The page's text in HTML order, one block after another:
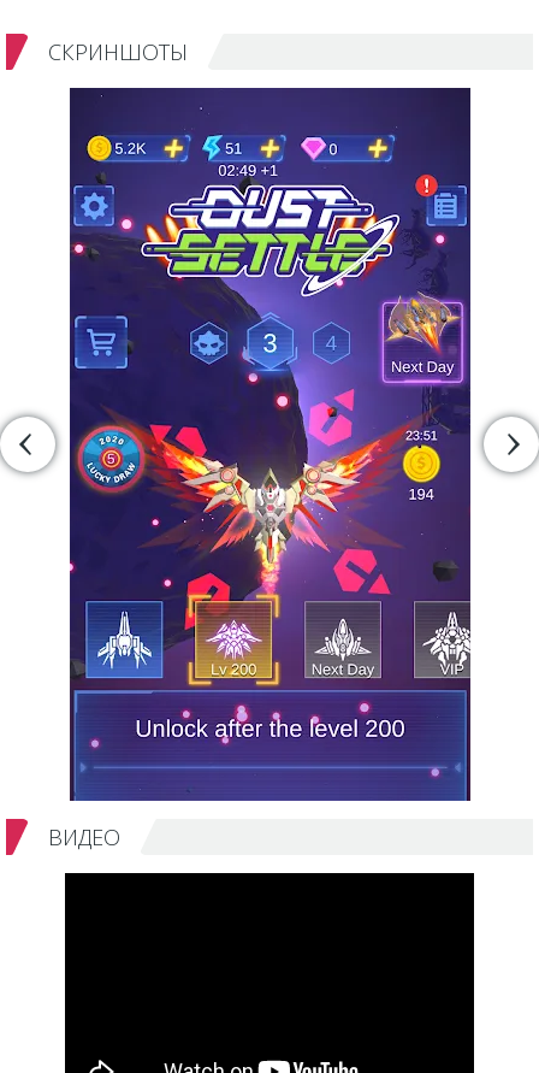
СКРИНШОТЫ
ВИДЕО